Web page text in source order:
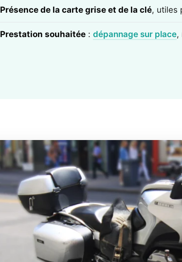
Présence de la carte grise et de la clé, utiles
Prestation souhaitée: dépannage sur place,